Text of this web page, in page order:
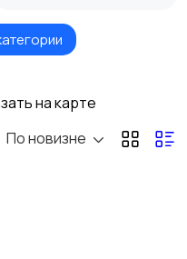
Парфюмерия
Уход за волосами
на карте
По новизне